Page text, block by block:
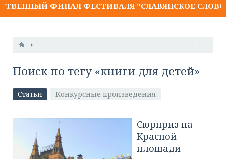
ФИНАЛ ФЕСТИВАЛЯ "СЛАВЯНСКОЕ СЛОВО
Поиск по тегу «книги для детей»
Статьи Конкурсные произведения
Сюрприз на
Красной
площади